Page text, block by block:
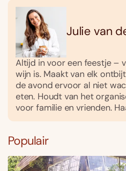
Julie van
Altijd in voor een feestje –
wijn is. Maakt van elk
de avond ervoor al niet
eten. Houdt van het
voor familie en vrienden.
Populair